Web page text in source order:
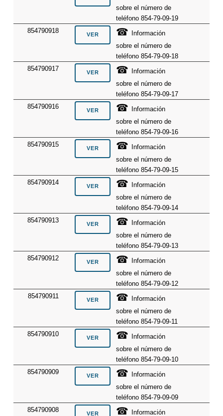
sobre el número de
teléfono 854-79-09-19
854790918
☎
Información
sobre el número de
teléfono 854-79-09-18
854790917
☎
Información
sobre el número de
teléfono 854-79-09-17
854790916
☎
Información
sobre el número de
teléfono 854-79-09-16
854790915
☎
Información
sobre el número de
teléfono 854-79-09-15
854790914
☎
Información
sobre el número de
teléfono 854-79-09-14
854790913
☎
Información
sobre el número de
teléfono 854-79-09-13
854790912
☎
Información
sobre el número de
teléfono 854-79-09-12
854790911
☎
Información
sobre el número de
teléfono 854-79-09-11
854790910
☎
Información
sobre el número de
teléfono 854-79-09-10
854790909
☎
Información
sobre el número de
teléfono 854-79-09-09
854790908
☎
Información